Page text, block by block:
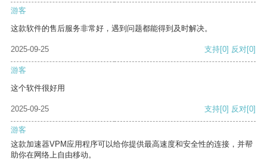
游客
这款软件的售后服务非常好，遇到问题都能得到及时解决。
2025-09-25 支持[0] 反对[0]
游客
这个软件很好用
2025-09-25 支持[0] 反对[0]
游客
这款加速器VPM应用程序可以给你提供最高速度和安全性的连接，并帮
助你在网络上自由移动。